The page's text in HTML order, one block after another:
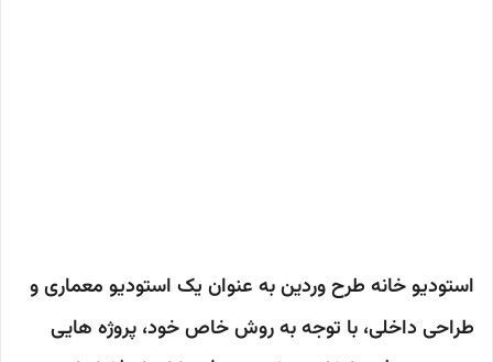
استودیو خانه طرح وردین به عنوان یک استودیو معماری و
طراحی داخلی، با توجه به روش خاص خود، پروژه هایی